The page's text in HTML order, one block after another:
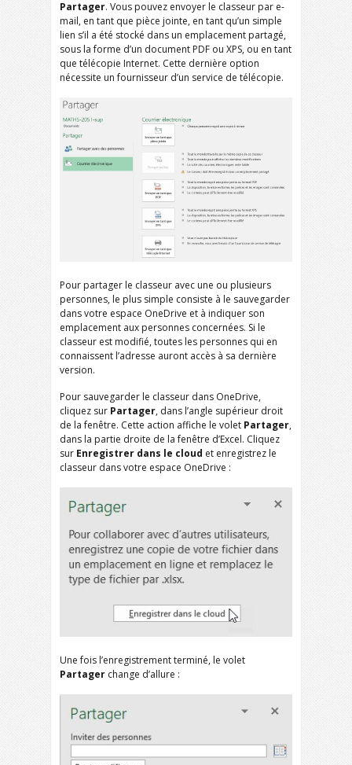
Partager. Vous pouvez envoyer le classeur par e-
mail, en tant que pièce jointe, en tant qu’un simple
lien s’il a été stocké dans un emplacement partagé,
sous la forme d’un document PDF ou XPS, ou en tant
que télécopie Internet. Cette dernière option
nécessite un fournisseur d’un service de télécopie.
Pour partager le classeur avec une ou plusieurs
personnes, le plus simple consiste à le sauvegarder
dans votre espace OneDrive et à indiquer son
emplacement aux personnes concernées. Si le
classeur est modifié, toutes les personnes qui en
connaissent l’adresse auront accès à sa dernière
version.
Pour sauvegarder le classeur dans OneDrive,
cliquez sur Partager, dans l’angle supérieur droit
de la fenêtre. Cette action affiche le volet Partager,
dans la partie droite de la fenêtre d’Excel. Cliquez
sur Enregistrer dans le cloud et enregistrez le
classeur dans votre espace OneDrive :
Une fois l’enregistrement terminé, le volet
Partager change d’allure :